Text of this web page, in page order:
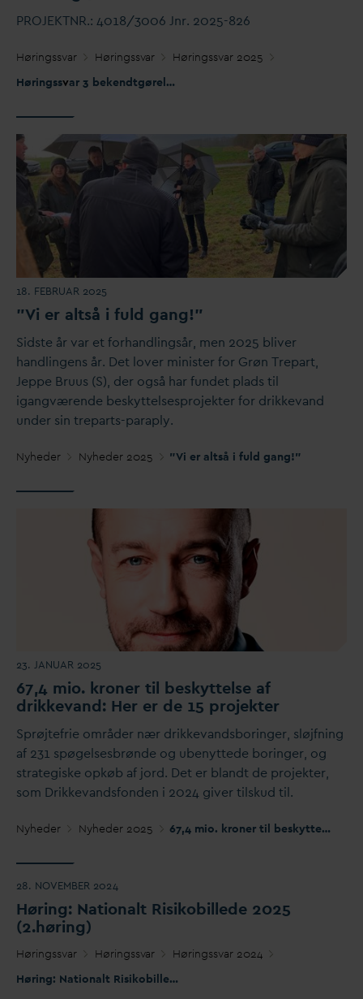
PROJEKTNR.: 4018/3006 Jnr. 2025-826
Høringssvar Høringssvar Høringssvar 2025
Høringssvar 3 bekendtgørelser– implementering af drikke
18. FEBRUAR 2025
"Vi er altså i fuld gang!"
Sidste år var et forhandlingsår, men 2025 bliver
handlingens år. Det lover minister for Grøn Trepart,
Jeppe Bruus (S), der også har fundet plads til
igangværende beskyttelsesprojekter for drikkevand
under sin treparts-paraply.
Nyheder Nyheder 2025 "Vi er altså i fuld gang!"
23. JANUAR 2025
67,4 mio. kroner til beskyttelse af
drikkevand: Her er de 15 projekter
Sprøjtefrie områder nær drikkevandsboringer, sløjfning
af 231 spøgelsesbrønde og ubenyttede boringer, og
strategiske opkøb af jord. Det er blandt de projekter,
som Drikkevandsfonden i 2024 giver tilskud til.
Nyheder Nyheder 2025 67,4 mio. kroner til beskyttelse af drikke
28. NOVEMBER 2024
Høring: Nationalt Risikobillede 2025
(2.høring)
Høringssvar Høringssvar Høringssvar 2024
Høring: Nationalt Risikobillede 2025 (2.høring)